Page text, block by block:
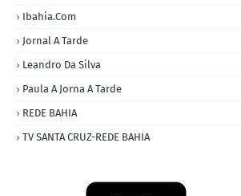
Ibahia.com
Jornal A Tarde
Leandro Da Silva
Paula A Jorna A Tarde
REDE BAHIA
TV SANTA CRUZ-REDE BAHIA